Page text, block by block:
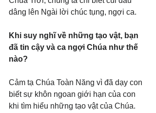
dâng lên Ngài lời chúc tụng, ngợi ca.
Khi suy nghĩ về những tạo vật, bạn
đã tin cậy và ca ngợi Chúa như thế
nào?
Cảm tạ Chúa Toàn Năng vì đã dạy con
biết sự khôn ngoan giới hạn của con
khi tìm hiểu những tạo vật của Chúa.